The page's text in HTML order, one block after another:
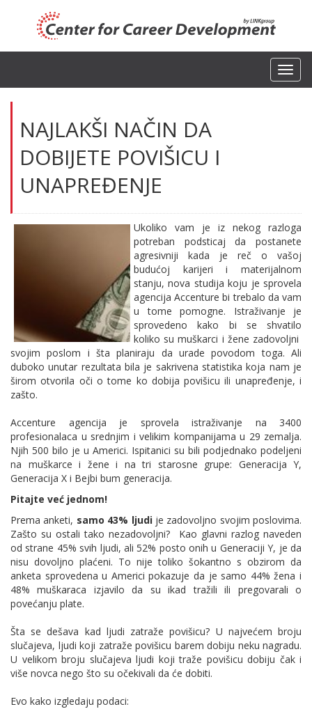
NAJLAKŠI NAČIN DA
DOBIJETE POVIŠICU I
UNAPREĐENJE
Ukoliko vam je iz nekog razloga
potreban podsticaj da postanete
agresivniji kada je reč o vašoj
budućoj karijeri i materijalnom
stanju, nova studija koju je sprovela
agencija Accenture bi trebalo da vam
u tome pomogne. Istraživanje je
sprovedeno kako bi se shvatilo
koliko su muškarci i žene zadovoljni
svojim poslom i šta planiraju da urade povodom toga. Ali
duboko unutar rezultata bila je sakrivena statistika koja nam je
širom otvorila oči o tome ko dobija povišicu ili unapređenje, i
zašto.
Accenture agencija je sprovela istraživanje na 3400
profesionalaca u srednjim i velikim kompanijama u 29 zemalja.
Njih 500 bilo je u Americi. Ispitanici su bili podjednako podeljeni
na muškarce i žene i na tri starosne grupe: Generacija Y,
Generacija X i Bejbi bum generacija.
Pitajte već jednom!
Prema anketi, samo 43% ljudije zadovoljno svojim poslovima.
Zašto su ostali tako nezadovoljni? Kao glavni razlog naveden
od strane 45% svih ljudi, ali 52% posto onih u Generaciji Y, je da
nisu dovoljno plaćeni. To nije toliko šokantno s obzirom da
anketa sprovedena u Americi pokazuje da je samo 44% žena i
48% muškaraca izjavilo da su ikad tražili ili pregovarali o
povećanju plate.
Šta se dešava kad ljudi zatraže povišicu? U najvećem broju
slučajeva, ljudi koji zatraže povišicu barem dobiju neku nagradu.
U velikom broju slučajeva ljudi koji traže povišicu dobiju čak i
više novca nego što su očekivali da će dobiti.
Evo kako izgledaju podaci: